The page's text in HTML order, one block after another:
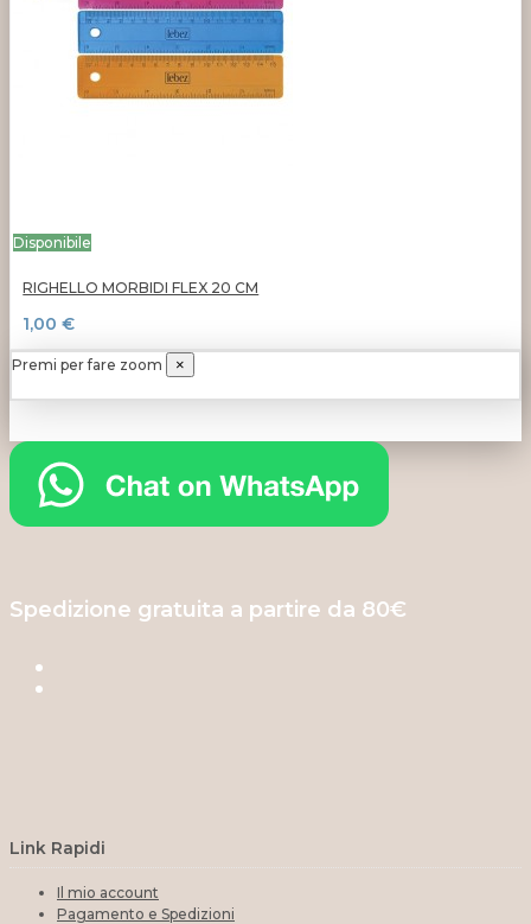
Disponibile
RIGHELLO MORBIDI FLEX 20 CM
1,00 €
Premi per fare zoom ×
Spedizione gratuita a partire da 80€
Link Rapidi
Il mio account
Pagamento e Spedizioni